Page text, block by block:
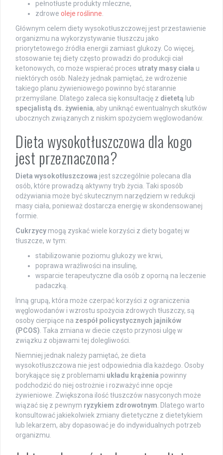
pełnotłuste produkty mleczne,
zdrowe oleje roślinne
Głównym celem diety wysokotłuszczowej jest przestawienie
organizmu na wykorzystywanie tłuszczu jako
priorytetowego źródła energii zamiast glukozy. Co więcej,
stosowanie tej diety często prowadzi do produkcji ciał
ketonowych, co może wspierać proces utraty masy ciała u
niektórych osób. Należy jednak pamiętać, że wdrożenie
takiego planu żywieniowego powinno być starannie
przemyślane. Dlatego zaleca się konsultację z dietetą lub
specjalistą ds. żywienia, aby uniknąć ewentualnych skutków
ubocznych związanych z niskim spożyciem węglowodanów.
Dieta wysokotłuszczowa dla kogo
jest przeznaczona?
Dieta wysokotłuszczowa jest szczególnie polecana dla
osób, które prowadzą aktywny tryb życia. Taki sposób
odżywiania może być skutecznym narzędziem w redukcji
masy ciała, ponieważ dostarcza energię w skondensowanej
formie.
Cukrzycy mogą zyskać wiele korzyści z diety bogatej w
tłuszcze, w tym:
stabilizowanie poziomu glukozy we krwi,
poprawa wrażliwości na insulinę,
wsparcie terapeutyczne dla osób z oporną na leczenie
padaczką.
Inną grupą, która może czerpać korzyści z ograniczenia
węglowodanów i wzrostu spożycia zdrowych tłuszczy, są
osoby cierpiące na zespół policystycznych jajników
(PCOS) . Taka zmiana w diecie często przynosi ulgę w
związku z objawami tej dolegliwości.
Niemniej jednak należy pamiętać, że dieta
wysokotłuszczowa nie jest odpowiednia dla każdego. Osoby
borykające się z problemami układu krążenia powinny
podchodzić do niej ostrożnie i rozważyć inne opcje
żywieniowe. Zwiększona ilość tłuszczów nasyconych może
wiązać się z pewnym ryzykiem zdrowotnym . Dlatego warto
konsultować jakiekolwiek zmiany dietetyczne z dietetykiem
lub lekarzem, aby dopasować je do indywidualnych potrzeb
organizmu.